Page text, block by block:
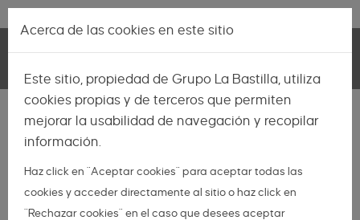
Pasar al contenido principal
navigation
INSPIRACIÓN
NOVIOS
ORGANIZA TU BODA
Acerca de las cookies en este sitio
Este sitio, propiedad de Grupo La Bastilla, utiliza
cookies propias y de terceros que permiten
mejorar la usabilidad de navegación y recopilar
información.
Haz click en "Aceptar cookies" para aceptar todas las
cookies y acceder directamente al sitio o haz click en
"Rechazar cookies" en el caso que desees aceptar